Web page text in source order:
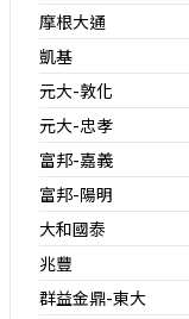
摩根大通
凱基
元大-敦化
元大-忠孝
富邦-嘉義
富邦-陽明
大和國泰
兆豐
群益金鼎-東大